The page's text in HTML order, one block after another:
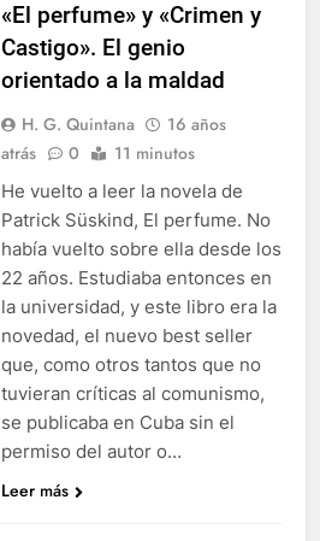
«El perfume» y «Crimen y
Castigo». El genio
orientado a la maldad
H. G. Quintana
16 años
atrás
0 11 minutos
He vuelto a leer la novela de
Patrick Süskind, El perfume. No
había vuelto sobre ella desde los
22 años. Estudiaba entonces en
la universidad, y este libro era la
novedad, el nuevo best seller
que, como otros tantos que no
tuvieran críticas al comunismo,
se publicaba en Cuba sin el
permiso del autor o…
Leer más